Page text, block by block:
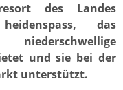
des Landes
das
und sie bei der
unterstützt.